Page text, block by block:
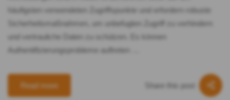
häufigsten verwendeten Zugriffspunkte und erfordern robuste
Sicherheitsmaßnahmen, um unbefugten Zugriff zu verhindern
und vertrauliche Daten zu schützen. Es können
Authentifizierungsprobleme auftreten …
Read more Share this post